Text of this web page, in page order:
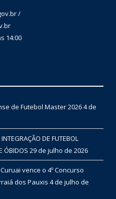
/
14:00
de Futebol Master 20264 de
DE FUTEBOL
ÓBIDOS 29 de julho de 2026
vence o 4º Concurso
dos Pauxis 4 de julho de